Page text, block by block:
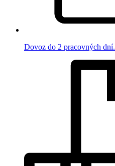
Dovoz do 2 pracovných dní.